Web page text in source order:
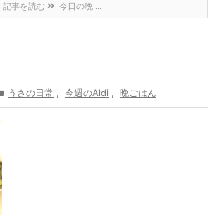
記事を読む 今日の晩 ...
うさの日常 今週のAldi 晩ごはん